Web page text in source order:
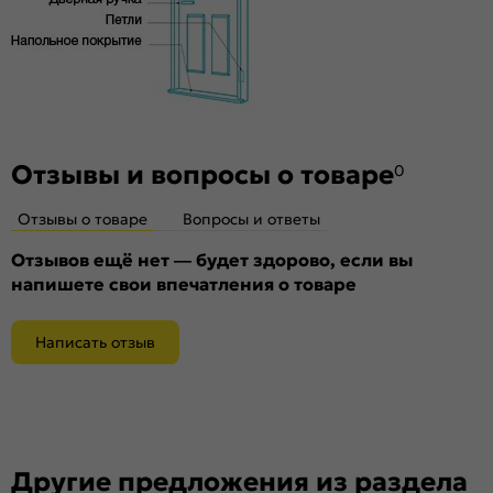
Отзывы и вопросы о товаре0
Отзывы о товаре Вопросы и ответы
Отзывов ещё нет — будет здорово, если вы
напишете свои впечатления о товаре
Написать отзыв
Другие предложения из раздела